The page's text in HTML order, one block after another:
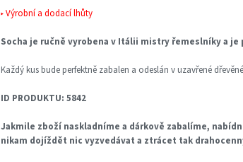
▸ Výrobní a dodací lhůty
Socha je ručně vyrobena v Itálii mistry řemeslníky a
Každý kus bude perfektně zabalen a odeslán v uzavřené
ID PRODUKTU: 5842
Jakmile zboží naskladníme a dárkově zabalíme,
nikam dojíždět nic vyzvedávat a ztrácet tak